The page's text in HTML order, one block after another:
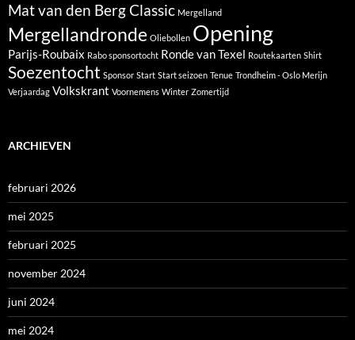
Mat van den Berg Classic Mergelland
Mergellandronde Oliebollen Opening
Parijs-Roubaix Rabo sponsortocht Ronde van Texel Routekaarten Shirt
Soezentocht Sponsor Start Start seizoen Tenue Trondheim - Oslo Merijn
Verjaardag Volkskrant Voornemens Winter Zomertijd
ARCHIEVEN
februari 2026
mei 2025
februari 2025
november 2024
juni 2024
mei 2024